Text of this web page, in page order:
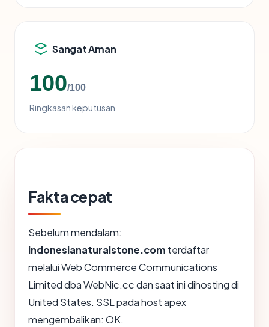
Sangat Aman
100/100
Ringkasan keputusan
Fakta cepat
Sebelum mendalam:
indonesianaturalstone.com terdaftar
melalui Web Commerce Communications
Limited dba WebNic.cc dan saat ini dihosting di
United States. SSL pada host apex
mengembalikan: OK.